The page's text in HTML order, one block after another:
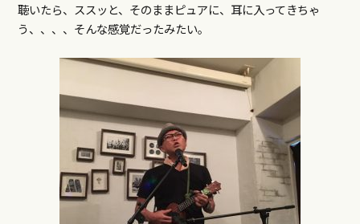
聴いたら、ススッと、そのままピュアに、耳に入ってきちゃ
う、、、、そんな感覚だったみたい。